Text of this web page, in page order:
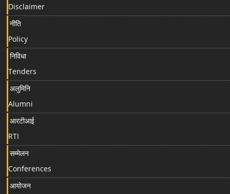
Disclaimer
नीति
Policy
निविधा
Tenders
अलुमिनि
Alumni
आरटीआई
RTI
सम्मेलन
Conferences
आयोजन